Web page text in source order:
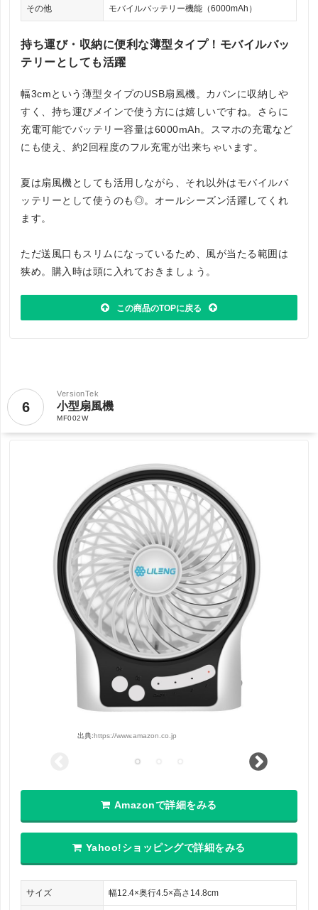
その他 モバイルバッテリー機能（6000mAh）
持ち運び・収納に便利な薄型タイプ！モバイルバッ
テリーとしても活躍
幅3cmという薄型タイプのUSB扇風機。カバンに収納しや
すく、持ち運びメインで使う方には嬉しいですね。さらに
充電可能でバッテリー容量は6000mAh。スマホの充電など
にも使え、約2回程度のフル充電が出来ちゃいます。
夏は扇風機としても活用しながら、それ以外はモバイルバ
ッテリーとして使うのも◎。オールシーズン活躍してくれ
ます。
ただ送風口もスリムになっているため、風が当たる範囲は
狭め。購入時は頭に入れておきましょう。
この商品のTOPに戻る
6
VersionTek
小型扇風機
MF002W
出典:https://www.amazon.co.jp
Amazonで詳細をみる
Yahoo!ショッピングで詳細をみる
サイズ 幅12.4×奥行4.5×高さ14.8cm